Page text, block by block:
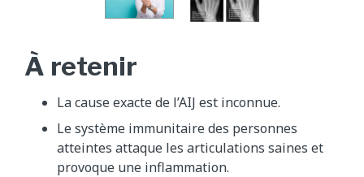
À retenir
La cause exacte de l’AIJ est inconnue.
Le système immunitaire des personnes
atteintes attaque les articulations saines et
provoque une inflammation.